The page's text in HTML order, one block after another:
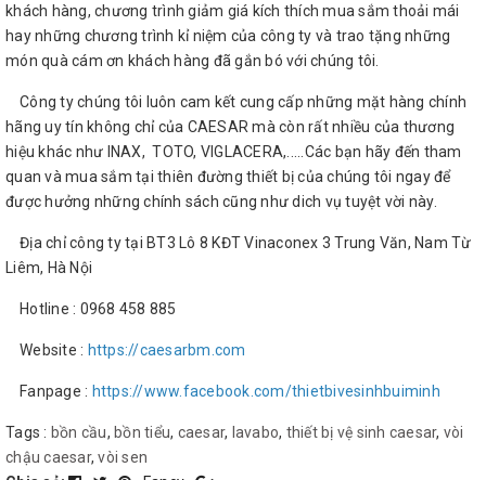
khách hàng, chương trình giảm giá kích thích mua sắm thoải mái
hay những chương trình kỉ niệm của công ty và trao tặng những
món quà cám ơn khách hàng đã gắn bó với chúng tôi.
Công ty chúng tôi luôn cam kết cung cấp những mặt hàng chính
hãng uy tín không chỉ của CAESAR mà còn rất nhiều của thương
hiệu khác như INAX, TOTO, VIGLACERA,.....Các bạn hãy đến tham
quan và mua sắm tại thiên đường thiết bị của chúng tôi ngay để
được hưởng những chính sách cũng như dich vụ tuyệt vời này.
Địa chỉ công ty tại BT3 Lô 8 KĐT Vinaconex 3 Trung Văn, Nam Từ
Liêm, Hà Nội
Hotline : 0968 458 885
Website : https://caesarbm.com
Fanpage : https://www.facebook.com/thietbivesinhbuiminh
Tags : bồn cầu, bồn tiểu, caesar, lavabo, thiết bị vệ sinh caesar, vòi
chậu caesar,vòi sen